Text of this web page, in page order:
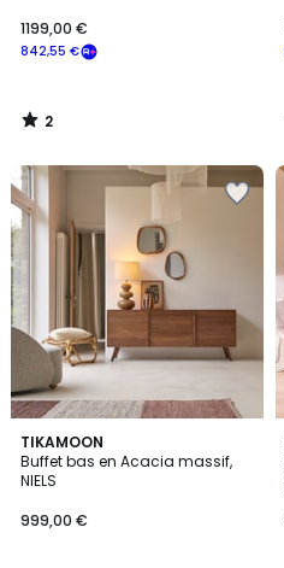
842,55 €
1199,00 €
2
/
TIKAMOON
Buffet bas en Acacia massif,
NIELS
999,00 €